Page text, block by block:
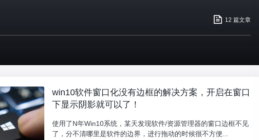
12 篇文章
win10软件窗口化没有边框的解决方案，开启在窗口
下显示阴影就可以了！
使用了N年Win10系统，某天发现软件/资源管理器的窗口边框不见
了，分不清哪里是软件的边界，进行拖动的时候很不方便...